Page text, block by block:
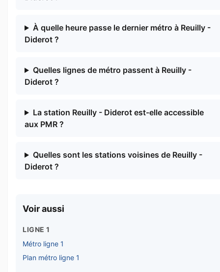
À quelle heure passe le dernier métro à Reuilly -
Diderot ?
Quelles lignes de métro passent à Reuilly -
Diderot ?
La station Reuilly - Diderot est-elle accessible
aux PMR ?
Quelles sont les stations voisines de Reuilly -
Diderot ?
Voir aussi
LIGNE 1
Métro ligne 1
Plan métro ligne 1